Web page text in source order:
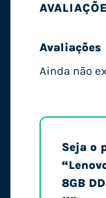
Avaliações
Ainda não
Seja o
8GB